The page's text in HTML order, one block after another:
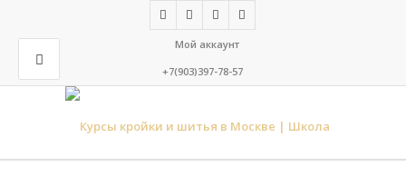
Мой аккаунт
+7(903)397-78-57